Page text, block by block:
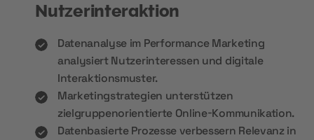
Nutzerinteraktion
Datenanalyse im Performance Marketing
analysiert Nutzerinteressen und digitale
Interaktionsmuster.
Marketingstrategien unterstützen
zielgruppenorientierte Online-Kommunikation.
Datenbasierte Prozesse verbessern Relevanz in